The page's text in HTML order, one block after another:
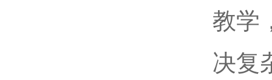
教学
决复